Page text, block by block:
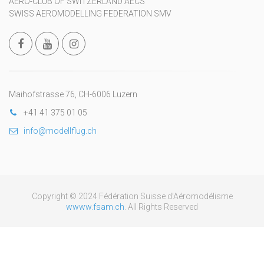
SWISS AEROMODELLING FEDERATION SMV
Maihofstrasse 76, CH-6006 Luzern
+41 41 375 01 05
info@modellflug.ch
Copyright © 2024 Fédération Suisse d’Aéromodélisme
wwww.fsam.ch . All Rights Reserved